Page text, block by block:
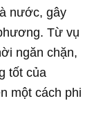
nước, gây
Từ vụ
ngăn chặn,
tốt của
một cách phi